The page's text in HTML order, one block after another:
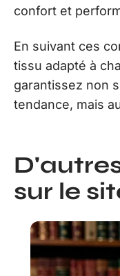
confort et
En suivant ces
tissu adapté à
garantissez non
tendance, mais
sur le